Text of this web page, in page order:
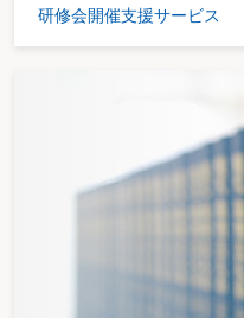
研修会開催支援サービス